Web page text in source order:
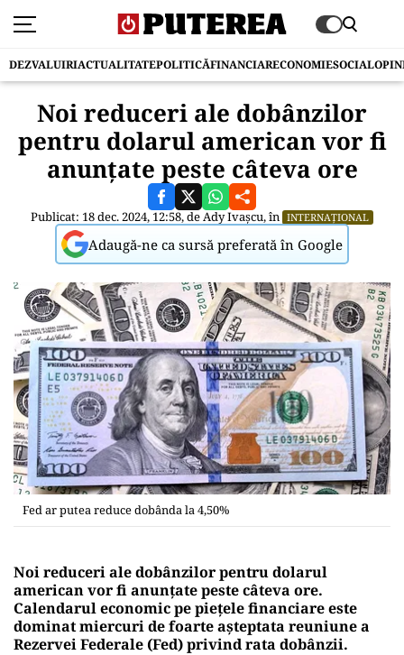
DEZVALUIRIACTUALITATEPOLITICĂFINANCIARECONOMIESOCIAL
Noi reduceri ale dobânzilor
pentru dolarul american vor fi
anunţate peste câteva ore
Publicat: 18 dec. 2024, 12:58, deAdy Ivașcu, în INTERNAȚIONAL
Adaugă-ne ca sursă preferată în Google
Fed ar putea reduce dobânda la 4,50%
Noi reduceri ale dobânzilor pentru dolarul
american vor fi anunţate peste câteva ore.
Calendarul economic pe pieţele financiare este
dominat miercuri de foarte așteptata reuniune a
Rezervei Federale (Fed) privind rata dobânzii.